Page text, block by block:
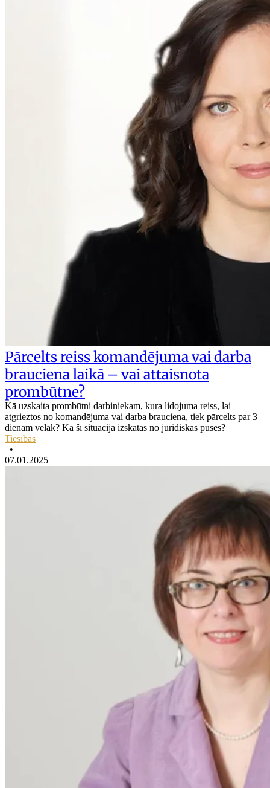
Pārcelts reiss komandējuma vai darba
brauciena laikā – vai attaisnota
prombūtne?
Kā uzskaita prombūtni darbiniekam, kura lidojuma reiss, lai
atgrieztos no komandējuma vai darba brauciena, tiek pārcelts par 3
dienām vēlāk? Kā šī situācija izskatās no juridiskās puses?
Tiesības
•
07.01.2025